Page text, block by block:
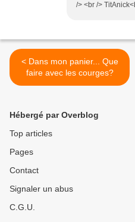
/> <br />
< Dans mon panier... Que
faire avec les courges?
Hébergé par Overblog
Top articles
Pages
Contact
Signaler un abus
C.G.U.